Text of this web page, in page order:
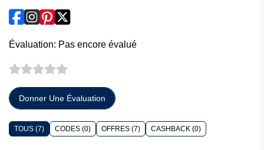
Évaluation: Pas encore évalué
Donner Une Évaluation
TOUS (7) CODES (0) OFFRES (7) CASHBACK (0)